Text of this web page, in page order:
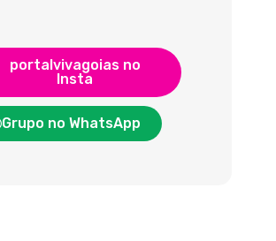
portalvivagoias no
Insta
Grupo no WhatsApp